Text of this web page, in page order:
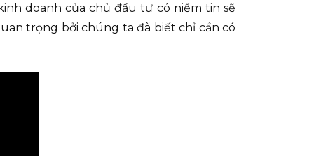
doanh của chủ đầu tư có niềm tin sẽ
trọng bởi chúng ta đã biết chỉ cần có